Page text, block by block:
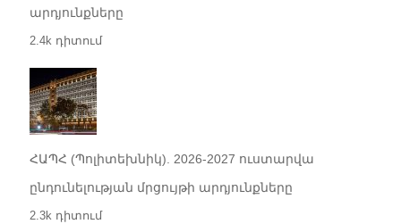
արդյունքները
2.4k դիտում
ՀԱՊՀ (Պոլիտեխնիկ). 2026-2027 ուստարվա
ընդունելության մրցույթի արդյունքները
2.3k դիտում